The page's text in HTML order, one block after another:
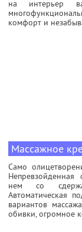
на интерьер
комфорт и
Массажное
Само
Непревзойденная
нем со
Автоматическая
вариантов
обивки, огромное